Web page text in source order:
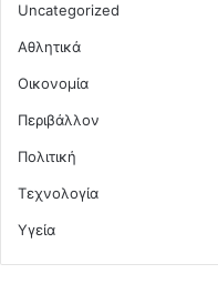
Uncategorized
Αθλητικά
Οικονομία
Περιβάλλον
Πολιτική
Τεχνολογία
Υγεία